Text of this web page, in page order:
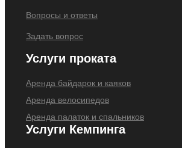
Вопросы и ответы
Задать вопрос
Услуги проката
Аренда байдарок и каяков
Аренда велосипедов
Аренда палаток и спальников
Услуги Кемпинга